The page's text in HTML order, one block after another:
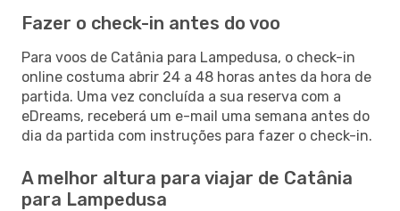
Fazer o check-in antes do voo
Para voos de Catânia para Lampedusa, o check-in
online costuma abrir 24 a 48 horas antes da hora de
partida. Uma vez concluída a sua reserva com a
eDreams, receberá um e-mail uma semana antes do
dia da partida com instruções para fazer o check-in.
A melhor altura para viajar de Catânia
para Lampedusa